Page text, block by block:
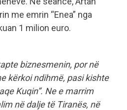
me emrin “Enea” nga
1 milion euro.
biznesmenin, por në
kërkoi ndihmë, pasi kishte
Kuqin”. Ne e marrim
në dalje të Tiranës, në